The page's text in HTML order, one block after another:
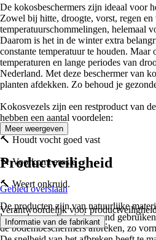
De kokosbeschermers zijn ideaal voor
Zowel bij hitte, droogte, vorst, regen
temperatuurschommelingen, helemaal
Daarom is het in de winter extra
constante temperatuur te houden. Maar
temperaturen en lange periodes van
Nederland. Met deze beschermer van
planten afdekken. Zo behoud je
Kokosvezels zijn een restproduct van
hebben een aantal voordelen:
🔨 Houdt vocht goed vast
🔨 Voorkomt erosie
🔨 Weert onkruid.
De producten zijn van natuurlijke
levensduur en kun je jaarrond
de bodembeschermers afbreken, zo
Meer weergeven
Productveiligheid
Gebied overslaan
Verantwoordelijk voor
Informatie van de fabrikant .